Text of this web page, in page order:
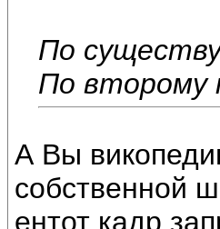
По
По второму
А Вы
собственной
ентот кадр